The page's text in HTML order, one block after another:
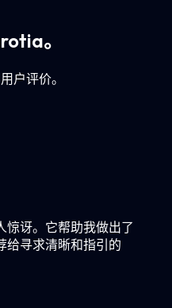
。
户评价。
惊讶。它帮助我做出了
给寻求清晰和指引的